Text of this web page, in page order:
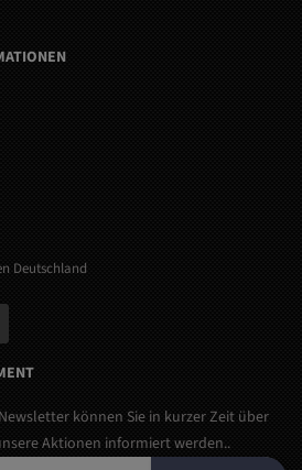
Deutschland
können Sie in kurzer Zeit über
Aktionen informiert werden..